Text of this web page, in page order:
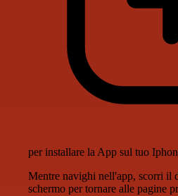
per installare la App sul tuo
Mentre navighi nell'app, scorri il
schermo per tornare alle pagine